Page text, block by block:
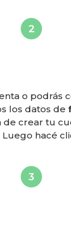
o podrás
los datos de
de crear tu
hacé